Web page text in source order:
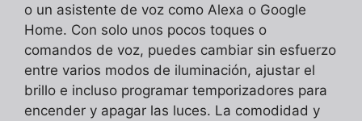
o un asistente de voz como Alexa o Google
Home. Con solo unos pocos toques o
comandos de voz, puedes cambiar sin esfuerzo
entre varios modos de iluminación, ajustar el
brillo e incluso programar temporizadores para
encender y apagar las luces. La comodidad y